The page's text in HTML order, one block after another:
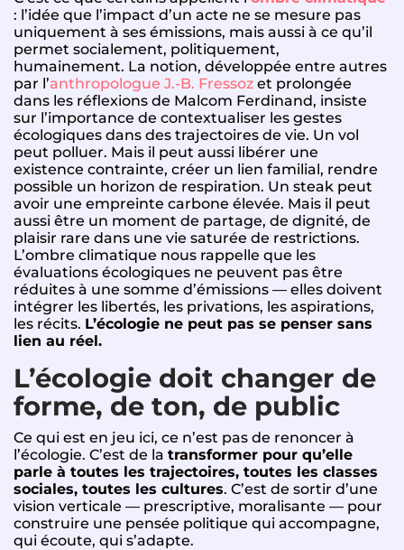
: l’idée que l’impact d’un acte ne se mesure pas
uniquement à ses émissions, mais aussi à ce qu’il
permet socialement, politiquement,
humainement. La notion, développée entre autres
par l’anthropologue J.-B. Fressoz et prolongée
dans les réflexions de Malcom Ferdinand, insiste
sur l’importance de contextualiser les gestes
écologiques dans des trajectoires de vie. Un vol
peut polluer. Mais il peut aussi libérer une
existence contrainte, créer un lien familial, rendre
possible un horizon de respiration. Un steak peut
avoir une empreinte carbone élevée. Mais il peut
aussi être un moment de partage, de dignité, de
plaisir rare dans une vie saturée de restrictions.
L’ombre climatique nous rappelle que les
évaluations écologiques ne peuvent pas être
réduites à une somme d’émissions — elles doivent
intégrer les libertés, les privations, les aspirations,
les récits. L’écologie ne peut pas se penser sans
lien au réel.
L’écologie doit changer de
forme, de ton, de public
Ce qui est en jeu ici, ce n’est pas de renoncer à
l’écologie. C’est de latransformer pour qu’elle
parle à toutes les trajectoires, toutes les classes
sociales, toutes les cultures. C’est de sortir d’une
vision verticale — prescriptive, moralisante — pour
construire une pensée politique qui accompagne,
qui écoute, qui s’adapte.